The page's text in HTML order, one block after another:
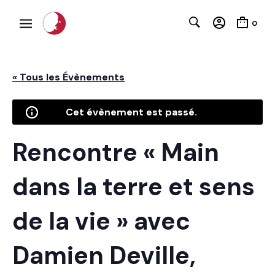
0
« Tous les Évènements
Cet évènement est passé.
Rencontre « Main
dans la terre et sens
de la vie » avec
Damien Deville,